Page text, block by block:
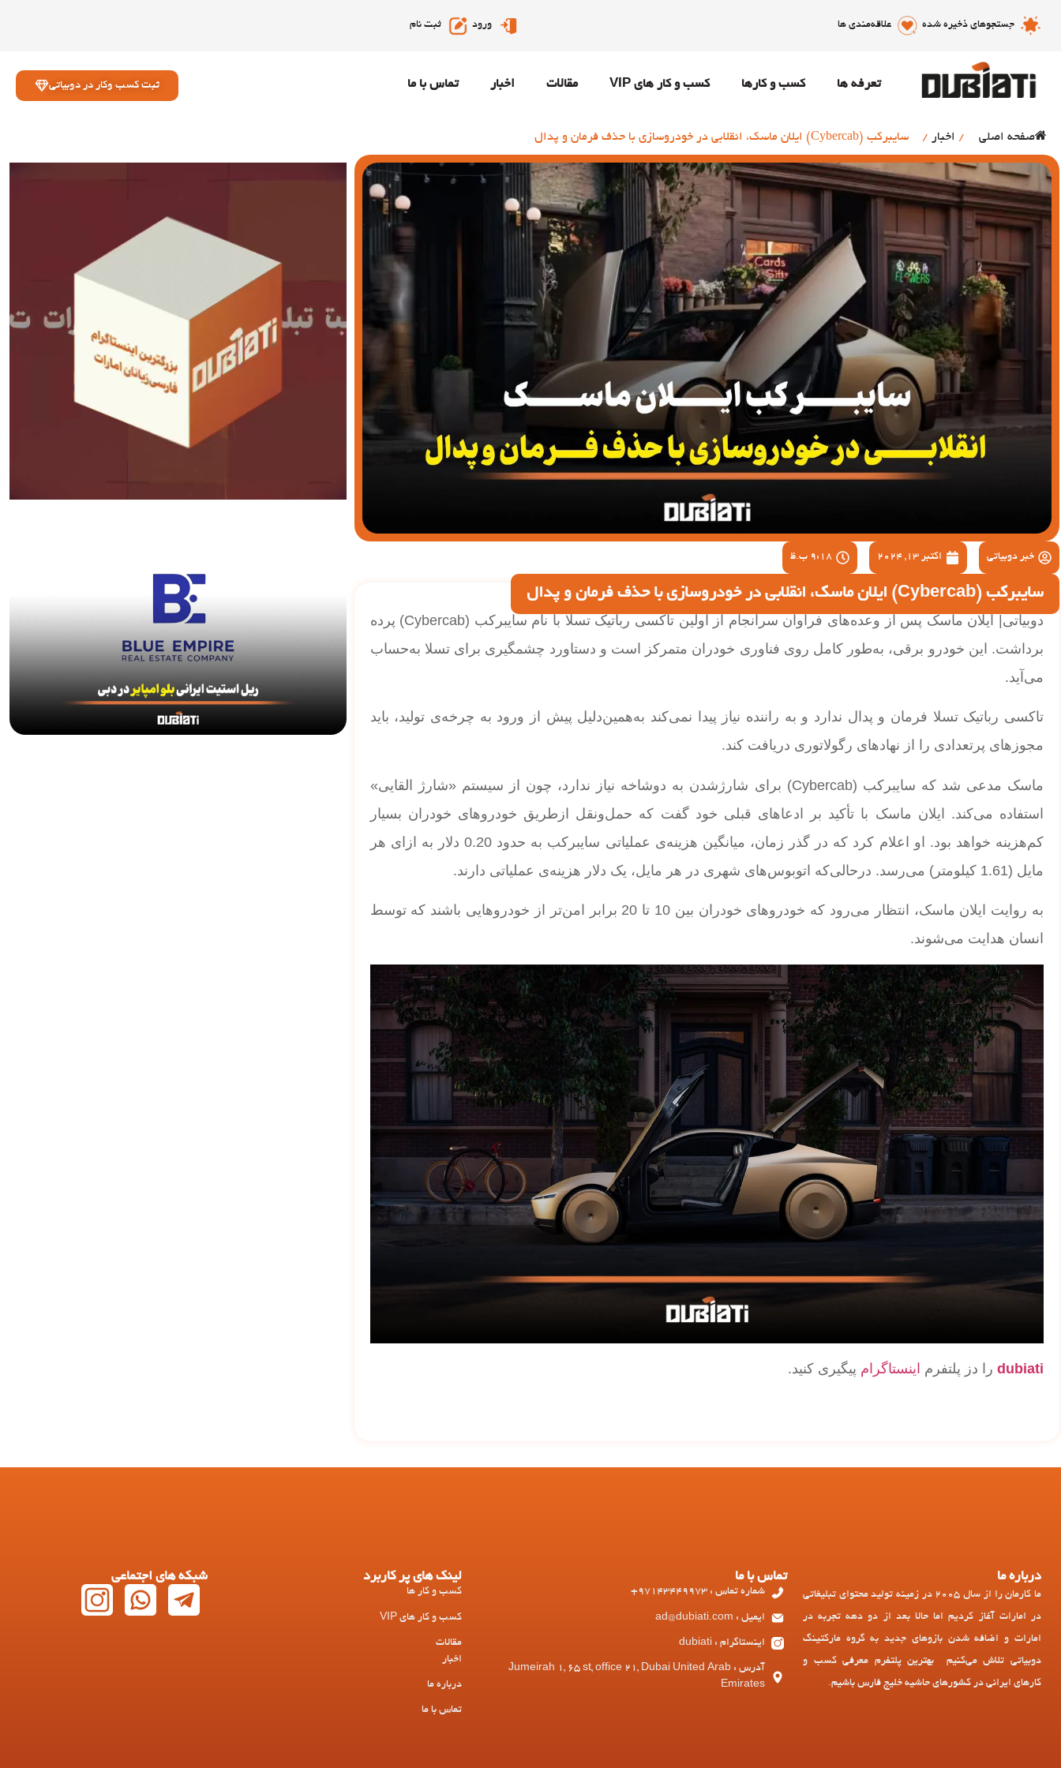
جستجوهای ذخیره شده علاقه‌مندی ها ورود ثبت نام
تعرفه ها کسب و کارها کسب و کار های VIP مقالات اخبار تماس با ما ثبت کسب وکار در دوبیاتی
صفحه اصلی / اخبار / سایبرکب (Cybercab) ایلان ماسک، انقلابی در خودروسازی با حذف فرمان و پدال
خبر دوبیاتی اکتبر 13, 2024 9:18 ب.ظ
سایبرکب (Cybercab) ایلان ماسک، انقلابی در خودروسازی با حذف فرمان و پدال
دوبیاتی| ایلان ماسک پس از وعده‌های فراوان سرانجام از اولین تاکسی رباتیک تسلا با نام سایبرکب (Cybercab) پرده
برداشت. این خودرو برقی، به‌طور کامل روی فناوری خودران متمرکز است و دستاورد چشمگیری برای تسلا به‌حساب
می‌آید.
تاکسی رباتیک تسلا فرمان و پدال ندارد و به راننده نیاز پیدا نمی‌کند به‌همین‌دلیل پیش از ورود به چرخه‌ی تولید، باید
مجوزهای پرتعدادی را از نهادهای رگولاتوری دریافت کند.
ماسک مدعی شد که سایبرکب (Cybercab) برای شارژشدن به دوشاخه نیاز ندارد، چون از سیستم «شارژ القایی»
استفاده می‌کند. ایلان ماسک با تأکید بر ادعاهای قبلی خود گفت که حمل‌و‌نقل ازطریق خودروهای خودران بسیار
کم‌هزینه خواهد بود. او اعلام کرد که در گذر زمان، میانگین هزینه‌ی عملیاتی سایبرکب به حدود 0.20 دلار به ازای هر
مایل (1.61 کیلومتر) می‌رسد. درحالی‌که اتوبوس‌های شهری در هر مایل، یک دلار هزینه‌ی عملیاتی دارند.
به روایت ایلان ماسک، انتظار می‌رود که خودروهای خودران بین 10 تا 20 برابر امن‌تر از خودروهایی باشند که توسط
انسان هدایت می‌شوند.
dubiati را دز پلتفرم اینستاگرام پیگیری کنید.
درباره ما
ما کارمان را از سال 2005 در زمینه تولید محتوای تبلیغاتی
در امارات آغاز کردیم اما حالا بعد از دو دهه تجربه در
امارات و اضافه شدن بازوهای جدید به گروه مارکتینگ
دوبیاتی تلاش می‌کنیم بهترین پلتفرم معرفی کسب و
کارهای ایرانی در کشورهای حاشیه خلیج فارس باشیم.
تماس با ما
شماره تماس : 97143449973+
ایمیل : ad@dubiati.com
اینستاگرام : dubiati
آدرس : Jumeirah 1, 65 st, office 21, Dubai United Arab
Emirates
لینک های پر کاربرد
کسب و کار ها
کسب و کار های VIP
مقالات
اخبار
درباره ما
تماس با ما
شبکه های اجتماعی